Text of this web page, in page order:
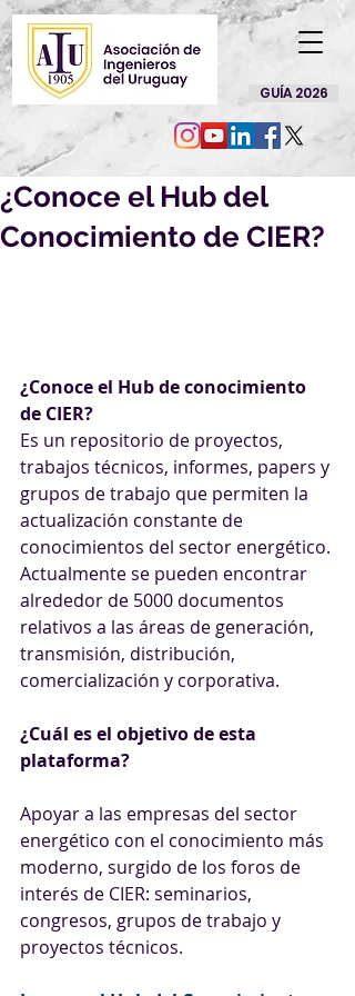
GUÍA 2026
¿Conoce el Hub del
Conocimiento de CIER?
¿Conoce el Hub de conocimiento
de CIER?
Es un repositorio de proyectos,
trabajos técnicos, informes, papers y
grupos de trabajo que permiten la
actualización constante de
conocimientos del sector energético.
Actualmente se pueden encontrar
alrededor de 5000 documentos
relativos a las áreas de generación,
transmisión, distribución,
comercialización y corporativa.
¿Cuál es el objetivo de esta
plataforma?
Apoyar a las empresas del sector
energético con el conocimiento más
moderno, surgido de los foros de
interés de CIER: seminarios,
congresos, grupos de trabajo y
proyectos técnicos.